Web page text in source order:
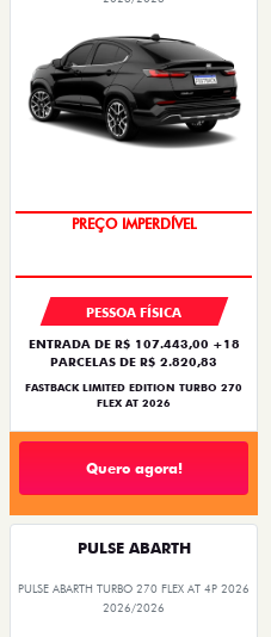
PREÇO IMPERDÍVEL
PESSOA FÍSICA
ENTRADA DE R$ 107.443,00 +18
PARCELAS DE R$ 2.820,83
FASTBACK LIMITED EDITION TURBO 270
FLEX AT 2026
Quero agora!
PULSE ABARTH
PULSE ABARTH TURBO 270 FLEX AT 4P 2026
2026/2026